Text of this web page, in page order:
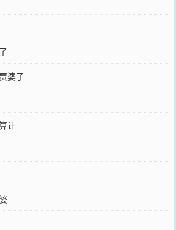
婆子
计